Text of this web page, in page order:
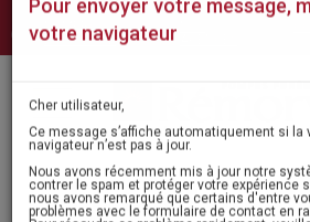
NUMÉROS
D'URGENCE
MENU
Laisser un
Pour envoyer votre message,
Cher utilisateur,
Ce message s’affiche automatiquement si la
navigateur n’est pas à jour.
Nous avons récemment mis à jour notre